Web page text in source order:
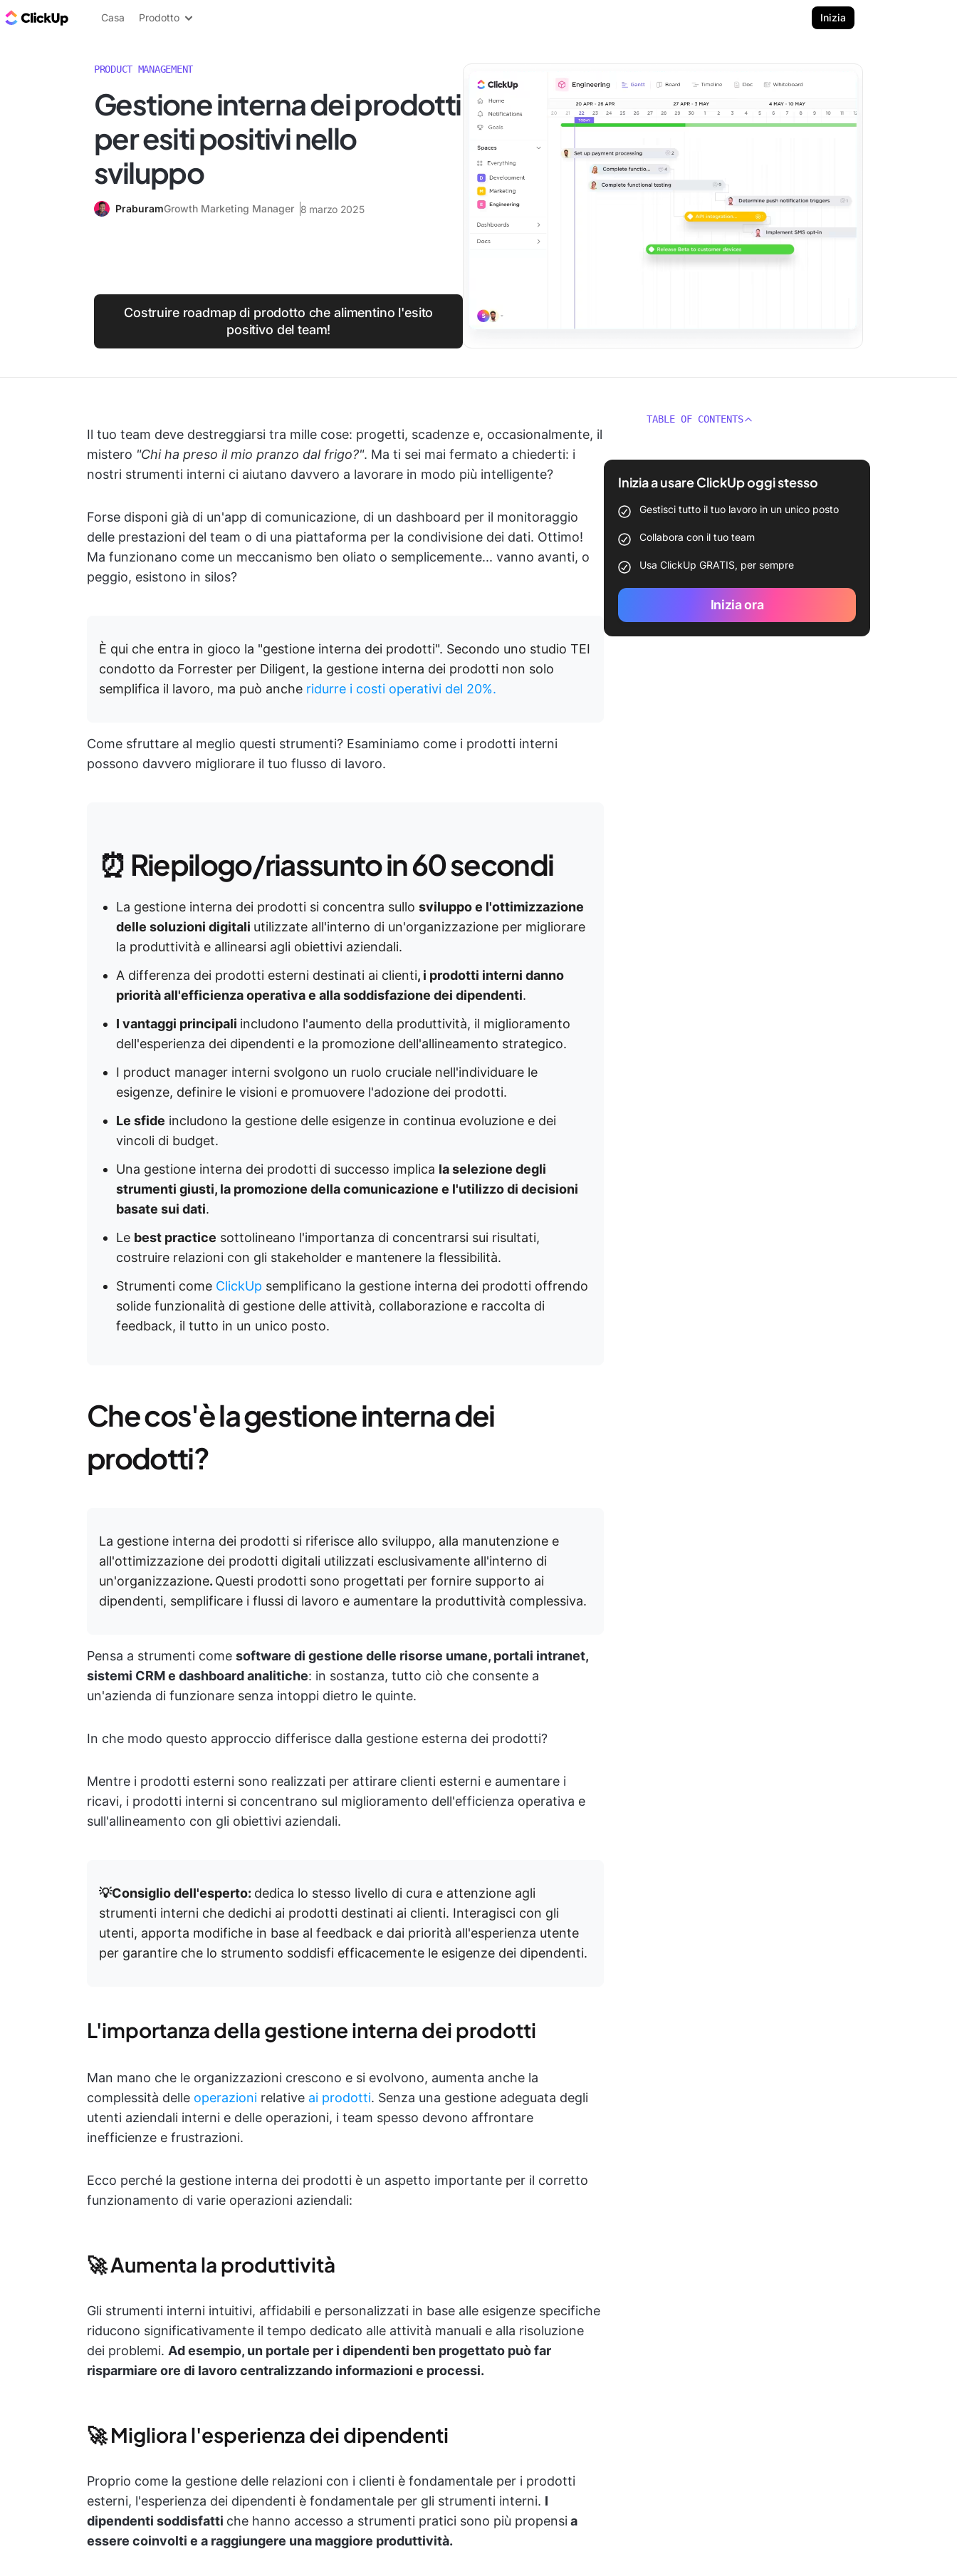
Blog di ClickUp
Casa Prodotto Inizia
PRODUCT MANAGEMENT
Gestione interna dei prodotti
per esiti positivi nello
sviluppo
PraburamGrowth Marketing Manager 8 marzo 2025
Costruire roadmap di prodotto che alimentino l'esito
positivo del team!
Il tuo team deve destreggiarsi tra mille cose: progetti, scadenze e, occasionalmente, il
mistero "Chi ha preso il mio pranzo dal frigo?". Ma ti sei mai fermato a chiederti: i
nostri strumenti interni ci aiutano davvero a lavorare in modo più intelligente?
Forse disponi già di un'app di comunicazione, di un dashboard per il monitoraggio
delle prestazioni del team o di una piattaforma per la condivisione dei dati. Ottimo!
Ma funzionano come un meccanismo ben oliato o semplicemente... vanno avanti, o
peggio, esistono in silos?
È qui che entra in gioco la "gestione interna dei prodotti". Secondo uno studio TEI
condotto da Forrester per Diligent, la gestione interna dei prodotti non solo
semplifica il lavoro, ma può anche ridurre i costi operativi del 20%.
Come sfruttare al meglio questi strumenti? Esaminiamo come i prodotti interni
possono davvero migliorare il tuo flusso di lavoro.
⏰ Riepilogo/riassunto in 60 secondi
La gestione interna dei prodotti si concentra sullo sviluppo e l'ottimizzazione
delle soluzioni digitali utilizzate all'interno di un'organizzazione per migliorare
la produttività e allinearsi agli obiettivi aziendali.
A differenza dei prodotti esterni destinati ai clienti, i prodotti interni danno
priorità all'efficienza operativa e alla soddisfazione dei dipendenti.
I vantaggi principali includono l'aumento della produttività, il miglioramento
dell'esperienza dei dipendenti e la promozione dell'allineamento strategico.
I product manager interni svolgono un ruolo cruciale nell'individuare le
esigenze, definire le visioni e promuovere l'adozione dei prodotti.
Le sfide includono la gestione delle esigenze in continua evoluzione e dei
vincoli di budget.
Una gestione interna dei prodotti di successo implica la selezione degli
strumenti giusti, la promozione della comunicazione e l'utilizzo di decisioni
basate sui dati.
Le best practice sottolineano l'importanza di concentrarsi sui risultati,
costruire relazioni con gli stakeholder e mantenere la flessibilità.
Strumenti come ClickUp semplificano la gestione interna dei prodotti offrendo
solide funzionalità di gestione delle attività, collaborazione e raccolta di
feedback, il tutto in un unico posto.
Che cos'è la gestione interna dei
prodotti?
La gestione interna dei prodotti si riferisce allo sviluppo, alla manutenzione e
all'ottimizzazione dei prodotti digitali utilizzati esclusivamente all'interno di
un'organizzazione. Questi prodotti sono progettati per fornire supporto ai
dipendenti, semplificare i flussi di lavoro e aumentare la produttività complessiva.
Pensa a strumenti come software di gestione delle risorse umane, portali intranet,
sistemi CRM e dashboard analitiche: in sostanza, tutto ciò che consente a
un'azienda di funzionare senza intoppi dietro le quinte.
In che modo questo approccio differisce dalla gestione esterna dei prodotti?
Mentre i prodotti esterni sono realizzati per attirare clienti esterni e aumentare i
ricavi, i prodotti interni si concentrano sul miglioramento dell'efficienza operativa e
sull'allineamento con gli obiettivi aziendali.
💡Consiglio dell'esperto: dedica lo stesso livello di cura e attenzione agli
strumenti interni che dedichi ai prodotti destinati ai clienti. Interagisci con gli
utenti, apporta modifiche in base al feedback e dai priorità all'esperienza utente
per garantire che lo strumento soddisfi efficacemente le esigenze dei dipendenti.
L'importanza della gestione interna dei prodotti
Man mano che le organizzazioni crescono e si evolvono, aumenta anche la
complessità delle operazioni relative ai prodotti. Senza una gestione adeguata degli
utenti aziendali interni e delle operazioni, i team spesso devono affrontare
inefficienze e frustrazioni.
Ecco perché la gestione interna dei prodotti è un aspetto importante per il corretto
funzionamento di varie operazioni aziendali:
🚀 Aumenta la produttività
Gli strumenti interni intuitivi, affidabili e personalizzati in base alle esigenze specifiche
riducono significativamente il tempo dedicato alle attività manuali e alla risoluzione
dei problemi. Ad esempio, un portale per i dipendenti ben progettato può far
risparmiare ore di lavoro centralizzando informazioni e processi.
🚀 Migliora l'esperienza dei dipendenti
Proprio come la gestione delle relazioni con i clienti è fondamentale per i prodotti
esterni, l'esperienza dei dipendenti è fondamentale per gli strumenti interni. I
dipendenti soddisfatti che hanno accesso a strumenti pratici sono più propensi a
essere coinvolti e a raggiungere una maggiore produttività.
TABLE OF CONTENTS
Inizia a usare ClickUp oggi stesso
Gestisci tutto il tuo lavoro in un unico posto
Collabora con il tuo team
Usa ClickUp GRATIS, per sempre
Inizia ora